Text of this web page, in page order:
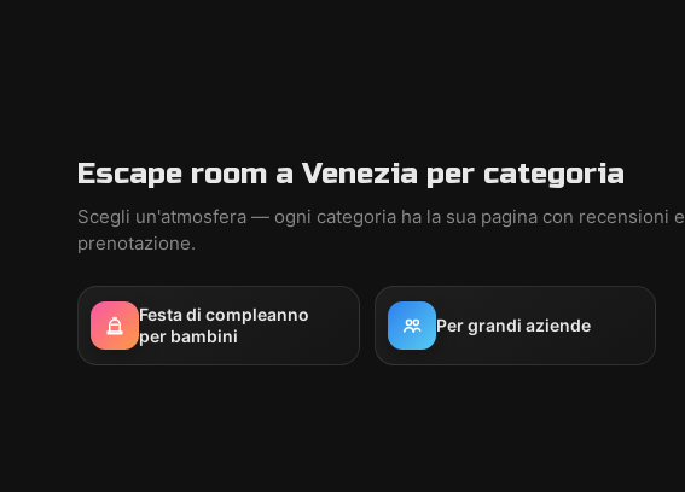
Escape room a Venezia per categoria
Scegli un'atmosfera — ogni categoria ha la sua pagina con recensioni e
prenotazione.
Festa di compleanno
per bambini
Per grandi aziende